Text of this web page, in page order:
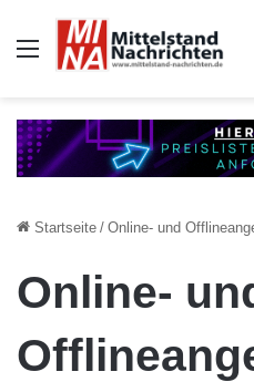
Auswahl
Startseite / Online- und
Online-